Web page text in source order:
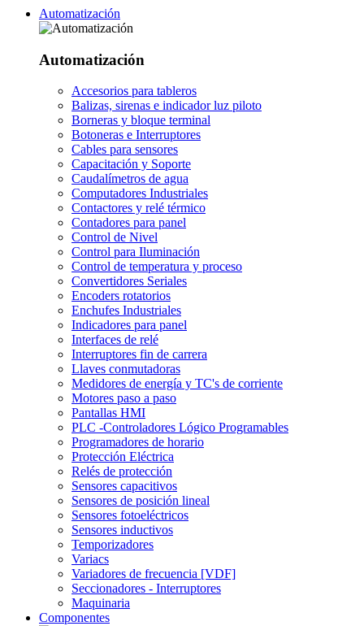
Automatización
Automatización
Accesorios para tableros
Balizas, sirenas e indicador luz piloto
Borneras y bloque terminal
Botoneras e Interruptores
Cables para sensores
Capacitación y Soporte
Caudalímetros de agua
Computadores Industriales
Contactores y relé térmico
Contadores para panel
Control de Nivel
Control para Iluminación
Control de temperatura y proceso
Convertidores Seriales
Encoders rotatorios
Enchufes Industriales
Indicadores para panel
Interfaces de relé
Interruptores fin de carrera
Llaves conmutadoras
Medidores de energía y TC's de corriente
Motores paso a paso
Pantallas HMI
PLC -Controladores Lógico Programables
Programadores de horario
Protección Eléctrica
Relés de protección
Sensores capacitivos
Sensores de posición lineal
Sensores fotoeléctricos
Sensores inductivos
Temporizadores
Variacs
Variadores de frecuencia [VDF]
Seccionadores - Interruptores
Maquinaria
Componentes